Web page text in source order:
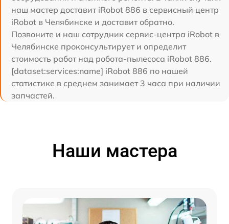
наш мастер доставит iRobot 886 в сервисный центр
iRobot в Челябинске и доставит обратно.
Позвоните и наш сотрудник сервис-центра iRobot в
Челябинске проконсультирует и определит
стоимость работ над робота-пылесоса iRobot 886.
[dataset:services:name] iRobot 886 по нашей
статистике в среднем занимает 3 часа при наличии
запчастей.
Наши мастера